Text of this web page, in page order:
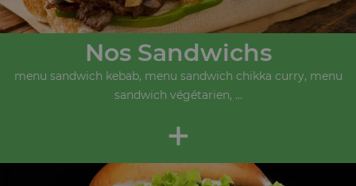
Nos Sandwichs
menu sandwich kebab, menu sandwich chikka curry, menu
sandwich végétarien, ...
+